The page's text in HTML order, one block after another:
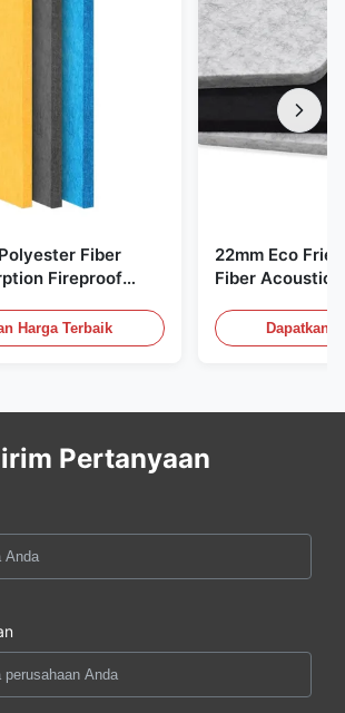
Fiber
Fireproof
Harga Terbaik
22mm Eco
Fiber Acoustic
Dapatkan
Pertanyaan